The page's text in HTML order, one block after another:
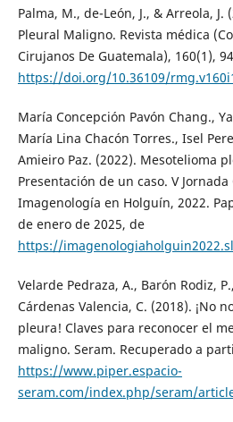
Palma, M., de-León, J., & Arreola, J.
Pleural Maligno. Revista médica
Cirujanos De Guatemala), 160(1),
https://doi.org/10.36109/
María Concepción Pavón Chang.,
María Lina Chacón Torres., Isel
Amieiro Paz. (2022). Mesotelioma
Presentación de un caso. V
Imagenología en Holguín, 2022.
de enero de 2025, de
https://
Velarde Pedraza, A., Barón Rodiz,
Cárdenas Valencia, C. (2018). ¡No
pleura! Claves para reconocer el
maligno. Seram. Recuperado a
https://www.piper.espacio-
seram.com/index.php/seram/